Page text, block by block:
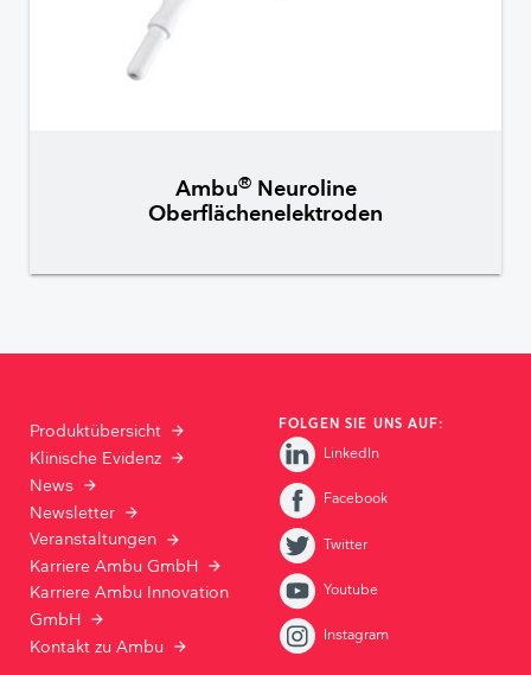
Ambu®Neuroline
Oberflächenelektroden
Produktübersicht
Klinische Evidenz
News
Newsletter
Veranstaltungen
Karriere Ambu GmbH
Karriere Ambu Innovation
GmbH
Kontakt zu Ambu
FOLGEN SIE UNS AUF:
LinkedIn
Facebook
Twitter
Youtube
Instagram